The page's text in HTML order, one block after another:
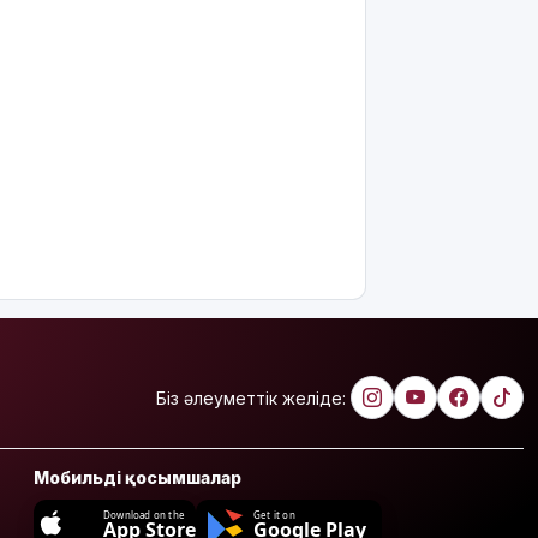
Біз әлеуметтік желіде:
Мобильді қосымшалар
Download on the
App Store
Get it on
Google Play